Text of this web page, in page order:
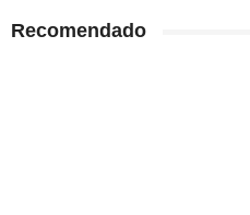
Recomendado